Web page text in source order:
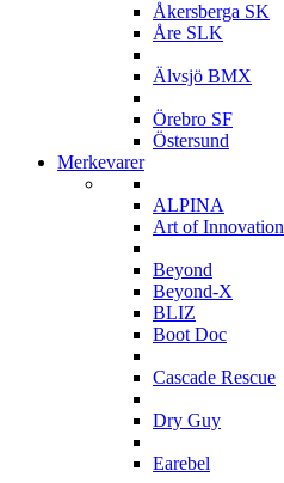
Åkersberga SK
Åre SLK
Älvsjö BMX
Örebro SF
Östersund
Merkevarer
ALPINA
Art of Innovation
Beyond
Beyond-X
BLIZ
Boot Doc
Cascade Rescue
Dry Guy
Earebel